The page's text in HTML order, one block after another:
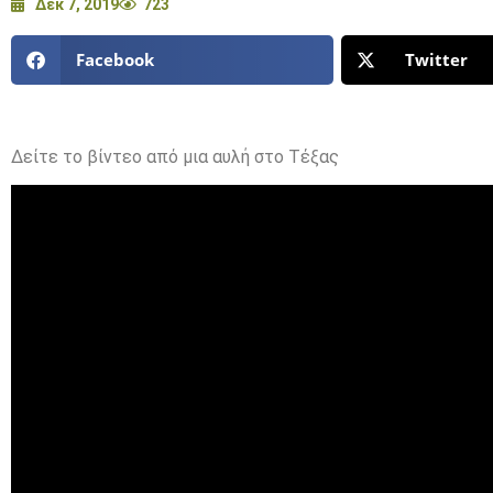
Δεκ 7, 2019 723
Facebook Twitter
Δείτε το βίντεο από μια αυλή στο Τέξας